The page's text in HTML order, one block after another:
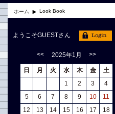
ホーム Look Book
ようこそGUESTさん
<< 2025年1月 >>
日 月 火 水 木 金
土
1
2 3
4
5
6 7 8 9 10
11
12
13 14 15 16 17
18